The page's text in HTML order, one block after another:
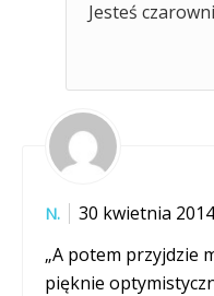
Jesteś
N.
30 kwietnia
„A potem przyjdzie
pięknie